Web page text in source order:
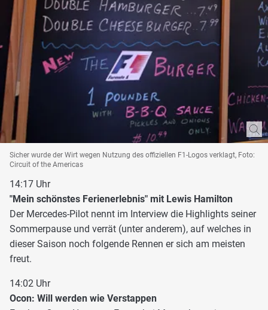
Sicher wurde der Wirt wegen Nutzung des offiziellen F1-Logos verklagt, Foto:
Circuit of the Americas
14:17 Uhr
"Mein schönstes Ferienerlebnis" mit Lewis Hamilton
Der Mercedes-Pilot nennt im Interview die Highlights seiner
Sommerpause und verrät (unter anderem), auf welches in
dieser Saison noch folgende Rennen er sich am meisten
freut.
14:02 Uhr
Ocon: Will werden wie Verstappen